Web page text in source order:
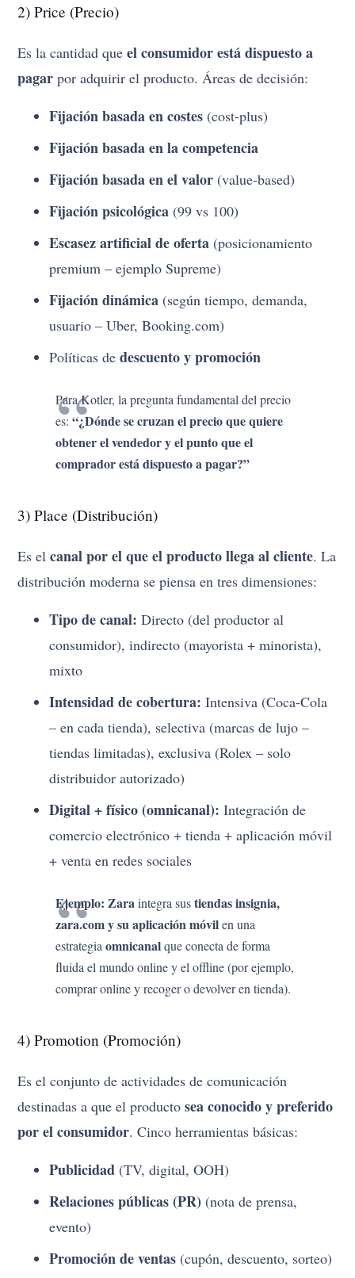
2) Price (Precio)
Es la cantidad queel consumidor está dispuesto a
pagar por adquirir el producto. Áreas de decisión:
Fijación basada en costes (cost-plus)
Fijación basada en la competencia
Fijación basada en el valor (value-based)
Fijación psicológica (99 vs 100)
Escasez artificial de oferta (posicionamiento
premium – ejemplo Supreme)
Fijación dinámica (según tiempo, demanda,
usuario – Uber, Booking.com)
Políticas dedescuento y promoción
Para Kotler, la pregunta fundamental del precio
es:“¿Dónde se cruzan el precio que quiere
obtener el vendedor y el punto que el
comprador está dispuesto a pagar?”
3) Place (Distribución)
Es elcanal por el que el producto llega al cliente. La
distribución moderna se piensa en tres dimensiones:
Tipo de canal: Directo (del productor al
consumidor), indirecto (mayorista + minorista),
mixto
Intensidad de cobertura: Intensiva (Coca-Cola
– en cada tienda), selectiva (marcas de lujo –
tiendas limitadas), exclusiva (Rolex – solo
distribuidor autorizado)
Digital + físico (omnicanal): Integración de
comercio electrónico + tienda + aplicación móvil
+ venta en redes sociales
Ejemplo: Zaraintegra sustiendas insignia,
zara.com y su aplicación móvilen una
estrategiaomnicanalque conecta de forma
fluida el mundo online y el offline (por ejemplo,
comprar online y recoger o devolver en tienda).
4) Promotion (Promoción)
Es el conjunto de actividades de comunicación
destinadas a que el productosea conocido y preferido
por el consumidor. Cinco herramientas básicas:
Publicidad (TV, digital, OOH)
Relaciones públicas (PR) (nota de prensa,
evento)
Promoción de ventas (cupón, descuento, sorteo)